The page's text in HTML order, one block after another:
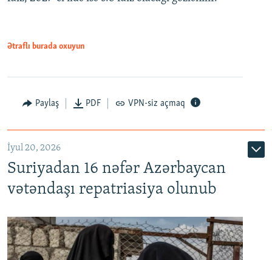
Auto
480p
Ətraflı burada oxuyun
Paylaş PDF VPN-siz açmaq
İyul 20, 2026
Suriyadan 16 nəfər Azərbaycan
vətəndaşı repatriasiya olunub